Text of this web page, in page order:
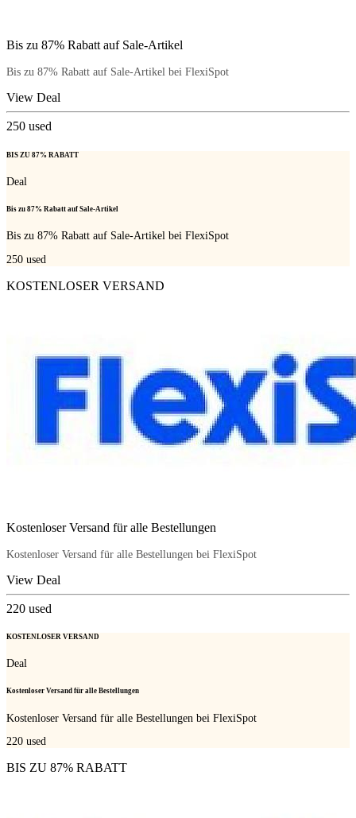
Bis zu 87% Rabatt auf Sale-Artikel
Bis zu 87% Rabatt auf Sale-Artikel bei FlexiSpot
View Deal
250 used
BIS ZU 87% RABATT
Deal
Bis zu 87% Rabatt auf Sale-Artikel
Bis zu 87% Rabatt auf Sale-Artikel bei FlexiSpot
250 used
KOSTENLOSER VERSAND
Kostenloser Versand für alle Bestellungen
Kostenloser Versand für alle Bestellungen bei FlexiSpot
View Deal
220 used
KOSTENLOSER VERSAND
Deal
Kostenloser Versand für alle Bestellungen
Kostenloser Versand für alle Bestellungen bei FlexiSpot
220 used
BIS ZU 87% RABATT